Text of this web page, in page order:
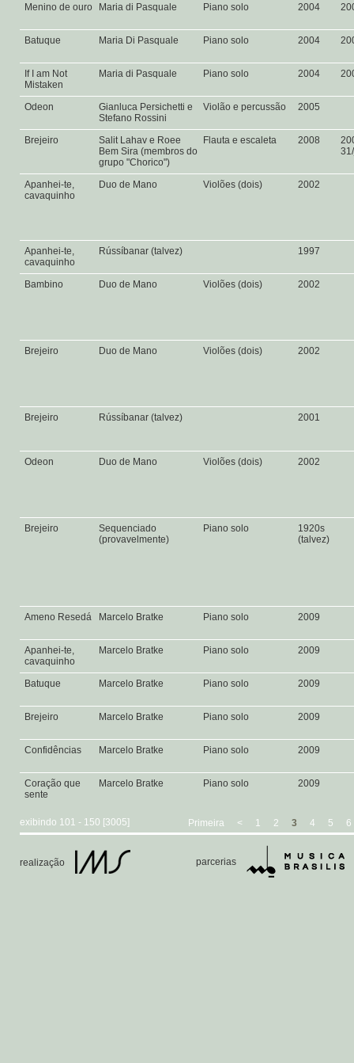
Menino de ouro Maria di Pasquale Piano solo 2004
Batuque Maria Di Pasquale Piano solo 2004
If I am Not
Mistaken
Maria di Pasquale Piano solo 2004
Odeon
Gianluca Persichetti e
Stefano Rossini
Violão e percussão 2005
Brejeiro
Salit Lahav e Roee
Bem Sira (membros do
grupo "Chorico")
Flauta e escaleta 2008
Apanhei-te,
cavaquinho
Duo de Mano Violões (dois) 2002
Apanhei-te,
cavaquinho
Rússíbanar (talvez) 1997
Bambino Duo de Mano Violões (dois) 2002
Brejeiro Duo de Mano Violões (dois) 2002
Brejeiro Rússíbanar (talvez) 2001
Odeon Duo de Mano Violões (dois) 2002
Brejeiro
Sequenciado
(provavelmente)
Piano solo
1920s
(talvez)
Ameno Resedá Marcelo Bratke Piano solo 2009
Apanhei-te,
cavaquinho
Marcelo Bratke Piano solo 2009
Batuque Marcelo Bratke Piano solo 2009
Brejeiro Marcelo Bratke Piano solo 2009
Confidências Marcelo Bratke Piano solo 2009
Coração que
sente
Marcelo Bratke Piano solo 2009
exibindo 101 - 150 [3005] Primeira < 1 2 3 4 5 6
realização parcerias